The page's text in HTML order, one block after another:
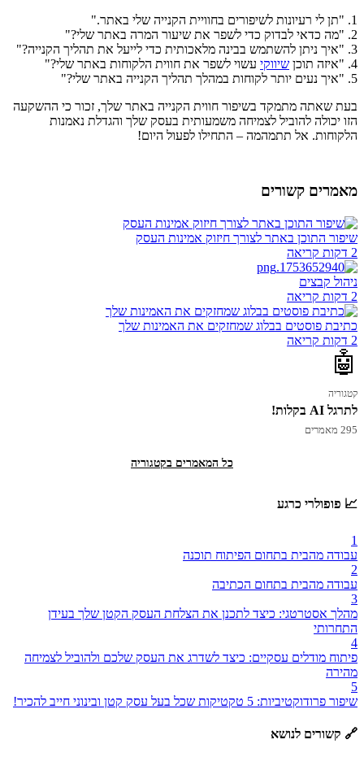
1. "תן לי רעיונות לשיפורים בחוויית הקנייה שלי באתר."
2. "מה כדאי לבדוק כדי לשפר את שיעור המרה באתר שלי?"
3. "איך ניתן להשתמש בבינה מלאכותית כדי לייעל את תהליך הקנייה?"
4. "איזה תוכן
שיווקי עשוי לשפר את חווית הלקוחות באתר שלי?"
5. "איך נעים יותר לקוחות במהלך תהליך הקנייה באתר שלי?"
בעת שאתה מתמקד בשיפור חווית הקנייה באתר שלך, זכור כי ההשקעה
הזו יכולה להוביל לצמיחה משמעותית בעסק שלך והגדלת נאמנות
הלקוחות. אל תתמהמה – התחילו לפעול היום!
מאמרים קשורים
שיפור התוכן באתר לצורך חיזוק אמינות העסק
2 דקות קריאה
ניהול קבצים
2 דקות קריאה
כתיבת פוסטים בבלוג שמחזקים את האמינות שלך
2 דקות קריאה
🤖
קטגוריה
לתרגל AI בקלות!
295 מאמרים
כל המאמרים בקטגוריה
📈 פופולרי כרגע
1
עבודה מהבית בתחום הפיתוח תוכנה
2
עבודה מהבית בתחום הכתיבה
3
מהלך אסטרטגי: כיצד לתכנן את הצלחת העסק הקטן שלך בעידן
התחרותי
4
פיתוח מודלים עסקיים: כיצד לשדרג את העסק שלכם ולהוביל לצמיחה
מהירה
5
שיפור פרודוקטיביות: 5 טקטיקות שכל בעל עסק קטן ובינוני חייב להכיר!
🔗 קשורים לנושא